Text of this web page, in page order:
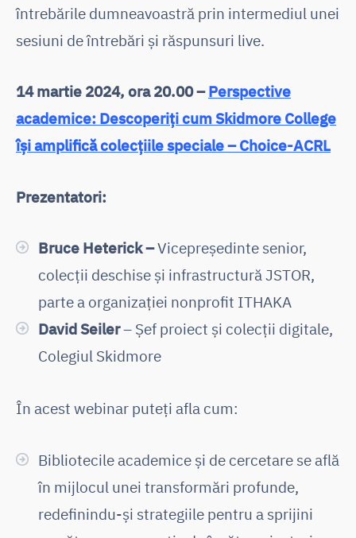
întrebările dumneavoastră prin intermediul unei
sesiuni de întrebări și răspunsuri live.
14 martie 2024, ora 20.00 – Perspective
academice: Descoperiți cum Skidmore College
își amplifică colecțiile speciale – Choice-ACRL
Prezentatori:
Bruce Heterick –Vicepreședinte senior,
colecții deschise și infrastructură JSTOR,
parte a organizației nonprofit ITHAKA
David Seiler– Șef proiect și colecții digitale,
Colegiul Skidmore
În acest webinar puteți afla cum:
Bibliotecile academice și de cercetare se află
în mijlocul unei transformări profunde,
redefinindu-și strategiile pentru a sprijini